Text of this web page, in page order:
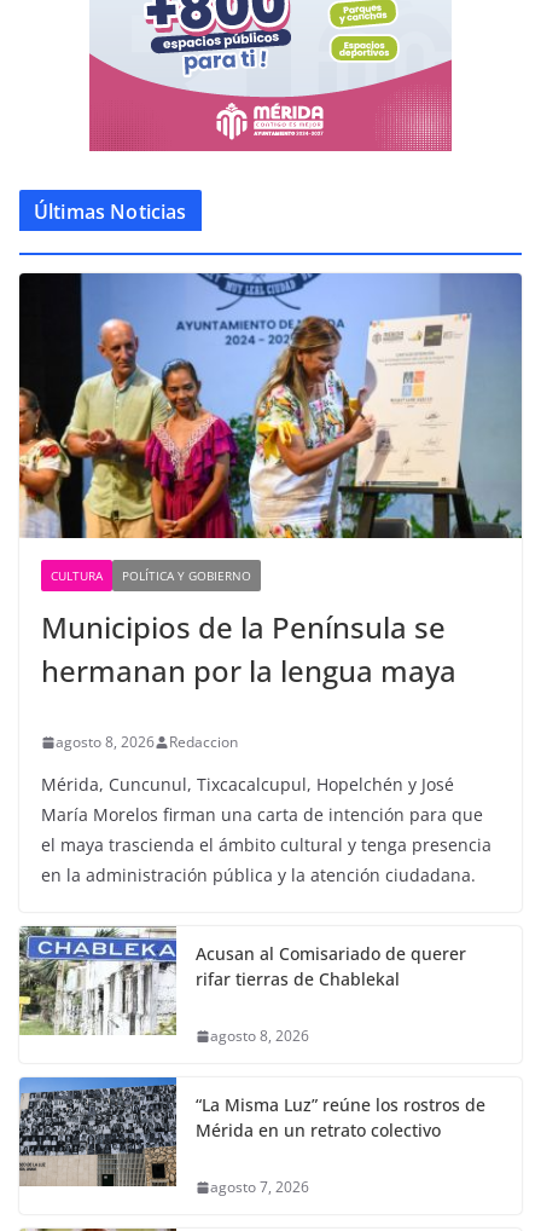
Últimas Noticias
CULTURA POLÍTICA Y GOBIERNO
Municipios de la Península se
hermanan por la lengua maya
agosto 8, 2026 Redaccion
Mérida, Cuncunul, Tixcacalcupul, Hopelchén y José
María Morelos firman una carta de intención para que
el maya trascienda el ámbito cultural y tenga presencia
en la administración pública y la atención ciudadana.
Acusan al Comisariado de querer
rifar tierras de Chablekal
agosto 8, 2026
“La Misma Luz” reúne los rostros de
Mérida en un retrato colectivo
agosto 7, 2026